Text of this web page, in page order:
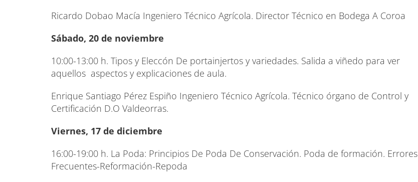
Ricardo Dobao Macía Ingeniero Técnico Agrícola. Director Técnico en Bodega A Coroa
Sábado, 20 de noviembre
10:00-13:00 h. Tipos y Eleccón De portainjertos y variedades. Salida a viñedo para ver
aquellos aspectos y explicaciones de aula.
Enrique Santiago Pérez Espiño Ingeniero Técnico Agrícola. Técnico órgano de Control y
Certificación D.O Valdeorras.
Viernes, 17 de diciembre
16:00-19:00 h. La Poda: Principios De Poda De Conservación. Poda de formación. Errores
Frecuentes-Reformación-Repoda